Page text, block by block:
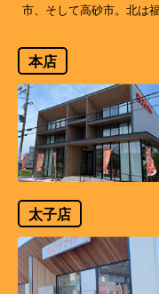
市、そして高砂市。北は
本店
太子店